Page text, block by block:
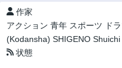
作家
アクション 青年 スポーツ ド
(Kodansha) SHIGENO Shuichi
状態